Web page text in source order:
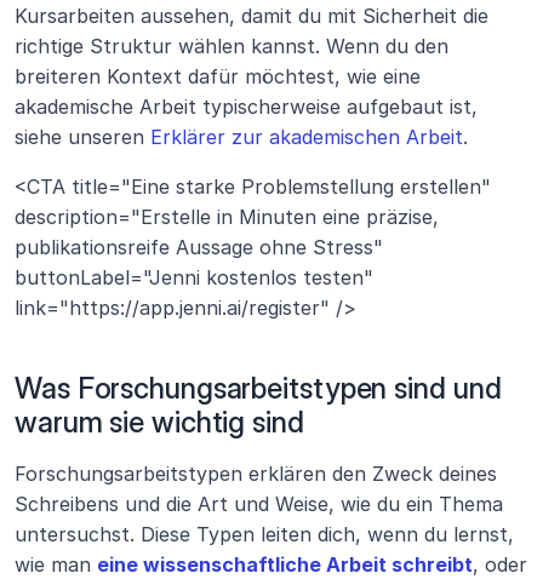
Kursarbeiten aussehen, damit du mit Sicherheit die
richtige Struktur wählen kannst. Wenn du den
breiteren Kontext dafür möchtest, wie eine
akademische Arbeit typischerweise aufgebaut ist,
siehe unseren Erklärer zur akademischen Arbeit.
<CTA title="Eine starke Problemstellung erstellen"
description="Erstelle in Minuten eine präzise,
publikationsreife Aussage ohne Stress"
buttonLabel="Jenni kostenlos testen"
link="https://app.jenni.ai/register" />
Was Forschungsarbeitstypen sind und
warum sie wichtig sind
Forschungsarbeitstypen erklären den Zweck deines
Schreibens und die Art und Weise, wie du ein Thema
untersuchst. Diese Typen leiten dich, wenn du lernst,
wie man eine wissenschaftliche Arbeit schreibt, oder